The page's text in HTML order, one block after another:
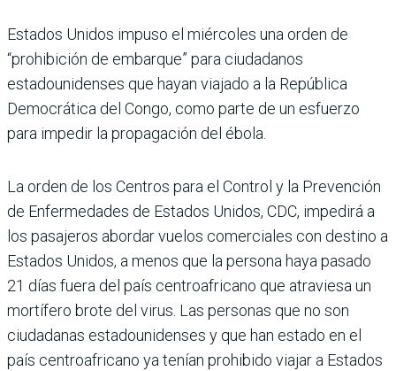
Estados Unidos impuso el miércoles una orden de
“prohibición de embarque” para ciudadanos
estadounidenses que hayan viajado a la República
Democrática del Congo, como parte de un esfuerzo
para impedir la propagación del ébola.
La orden de los Centros para el Control y la Prevención
de Enfermedades de Estados Unidos, CDC, impedirá a
los pasajeros abordar vuelos comerciales con destino a
Estados Unidos, a menos que la persona haya pasado
21 días fuera del país centroafricano que atraviesa un
mortífero brote del virus. Las personas que no son
ciudadanas estadounidenses y que han estado en el
país centroafricano ya tenían prohibido viajar a Estados